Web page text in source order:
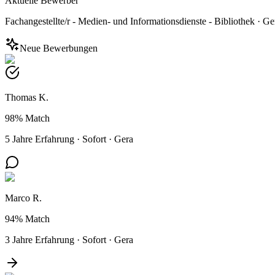
Fachangestellte/r - Medien- und Informationsdienste - Bibliothek ·
Neue Bewerbungen
Thomas K.
98% Match
5 Jahre Erfahrung · Sofort · Gera
Marco R.
94% Match
3 Jahre Erfahrung · Sofort · Gera